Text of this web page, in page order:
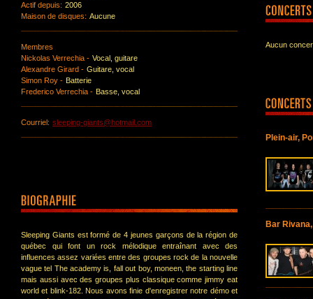
Actif depuis: 2006
Maison de disques: Aucune
Membres
Nickolas Verrechia - Vocal, guitare
Alexandre Girard - Guitare, vocal
Simon Roy - Batterie
Frederico Verrechia - Basse, vocal
Courriel: sleeping-giants@hotmail.com
Sleeping Giants est formé de 4 jeunes garçons de la région de
québec qui font un rock mélodique entraînant avec des
influences assez variées entre des groupes rock de la nouvelle
vague tel The academy is, fall out boy, moneen, the starting line
mais aussi avec des groupes plus classique comme jimmy eat
world et blink-182. Nous avons finie d'enregistrer notre démo et
Aucun
Plein-air,
Bar